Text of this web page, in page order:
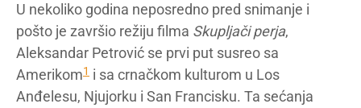
U nekoliko godina neposredno pred snimanje i
pošto je završio režiju filma Skupljači perja,
Aleksandar Petrović se prvi put susreo sa
Amerikom1 i sa crnačkom kulturom u Los
Anđelesu, Njujorku i San Francisku. Ta sećanja